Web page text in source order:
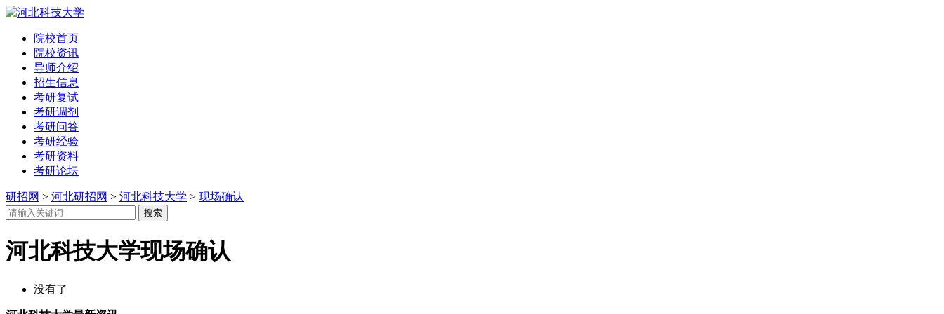
院校首页
院校资讯
导师介绍
招生信息
考研复试
考研调剂
考研问答
考研经验
考研资料
考研论坛
研招网 > 河北研招网 > 河北科技大学 > 现场确认
河北科技大学现场确认
没有了